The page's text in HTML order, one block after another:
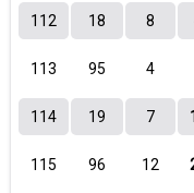
112
18 8
113 95 4
114
19 7
115 96 12